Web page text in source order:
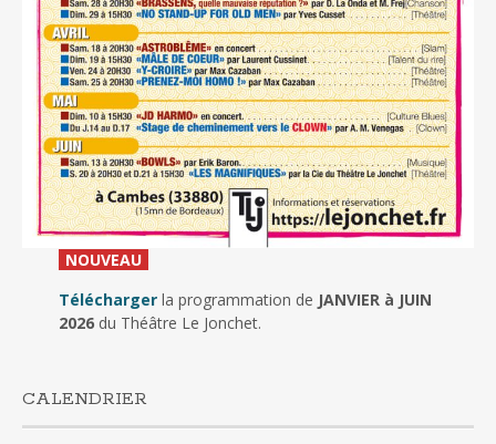
NOUVEAU_
Télécharger la programmation de JANVIER à JUIN
2026du Théâtre Le Jonchet.
CALENDRIER